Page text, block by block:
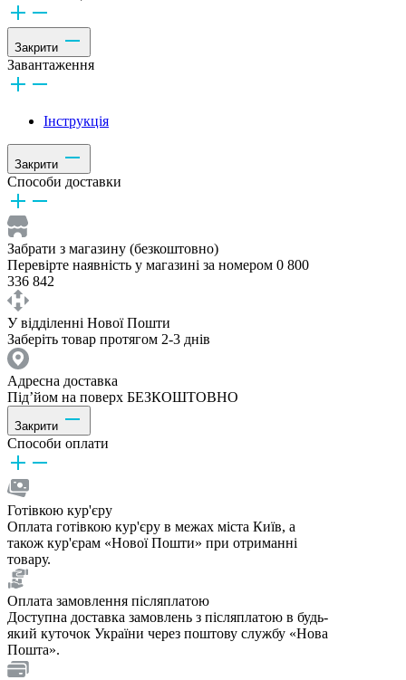
Закрити
Завантаження
Інструкція
Закрити
Способи доставки
Забрати з магазину (безкоштовно)
Перевірте наявність у магазині за номером 0 800
336 842
У відділенні Нової Пошти
Заберіть товар протягом 2-3 днів
Адресна доставка
Під’йом на поверх БЕЗКОШТОВНО
Закрити
Способи оплати
Готівкою кур'єру
Оплата готівкою кур'єру в межах міста Київ, а
також кур'єрам «Нової Пошти» при отриманні
товару.
Оплата замовлення післяплатою
Доступна доставка замовлень з післяплатою в будь-
який куточок України через поштову службу «Нова
Пошта».